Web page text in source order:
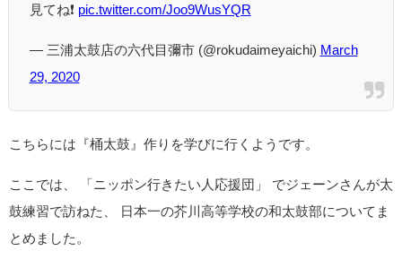
見てね❗️ pic.twitter.com/Joo9WusYQR
— 三浦太鼓店の六代目彌市 (@rokudaimeyaichi) March
29, 2020
こちらには『桶太鼓』作りを学びに行くようです。
ここでは、 「ニッポン行きたい人応援団」 でジェーンさんが太
鼓練習で訪ねた、 日本一の芥川高等学校の和太鼓部についてま
とめました。